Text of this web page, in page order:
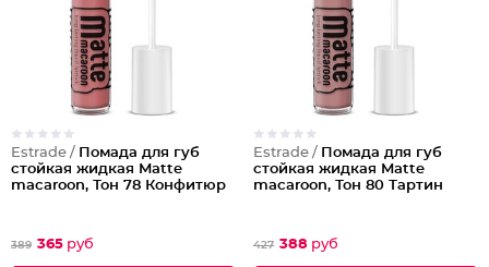
Estrade / Помада для губ
стойкая жидкая Matte
macaroon, Тон 78 Конфитюр
389 365 руб
Estrade / Помада для губ
стойкая жидкая Matte
macaroon, Тон 80 Тартин
427 388 руб